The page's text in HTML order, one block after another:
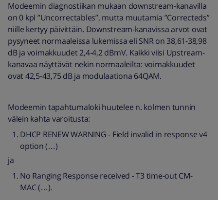
Modeemin diagnostiikan mukaan downstream-kanavilla
on 0 kpl ”Uncorrectables”, mutta muutamia ”Correcteds”
niille kertyy päivittäin. Downstream-kanavissa arvot ovat
pysyneet normaaleissa lukemissa eli SNR on 38,61-38,98
dB ja voimakkuudet 2,4-4,2 dBmV. Kaikki viisi Upstream-
kanavaa näyttävät nekin normaaleilta: voimakkuudet
ovat 42,5-43,75 dB ja modulaationa 64QAM.
Modeemin tapahtumaloki huutelee n. kolmen tunnin
välein kahta varoitusta:
DHCP RENEW WARNING - Field invalid in response v4
option (…)
ja
No Ranging Response received - T3 time-out CM-
MAC (…).